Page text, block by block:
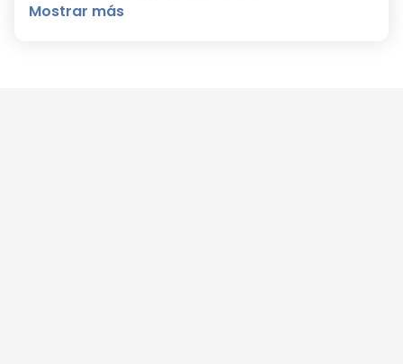
Corazón: Cedro - Ciprés - Geranio
Mostrar más